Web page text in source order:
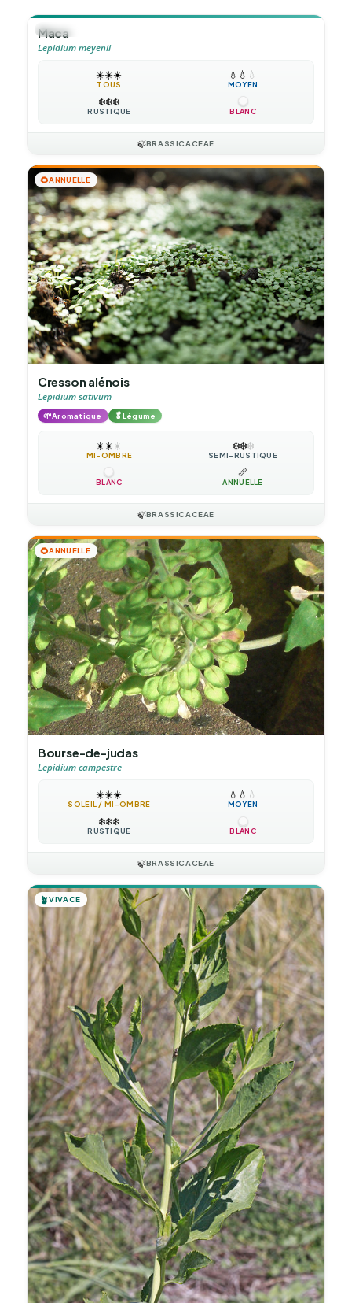
🪴VIVACE
Maca
Lepidium meyenii
☀️☀️☀️
TOUS
💧 💧 💧
MOYEN
❄️❄️❄️
RUSTIQUE BLANC
🍃BRASSICACEAE
🌻ANNUELLE
Cresson alénois
Lepidium sativum
🌱Aromatique 🥬Légume
☀️☀️☀️
MI-OMBRE
❄️❄️❄️
SEMI-RUSTIQUE
BLANC
📏
ANNUELLE
🍃BRASSICACEAE
🌻ANNUELLE
Bourse-de-judas
Lepidium campestre
☀️☀️☀️
SOLEIL / MI-OMBRE
💧 💧 💧
MOYEN
❄️❄️❄️
RUSTIQUE BLANC
🍃BRASSICACEAE
🪴VIVACE